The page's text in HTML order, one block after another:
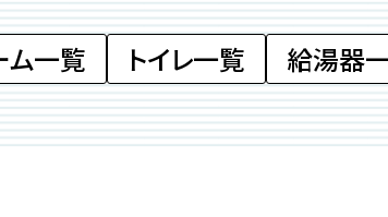
ム一覧 トイレ一覧 給湯器